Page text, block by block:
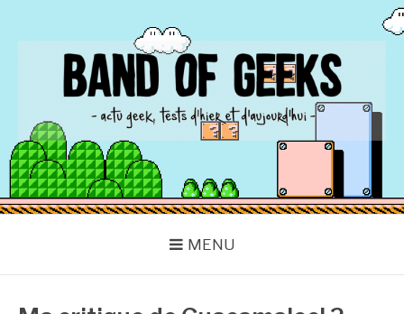
BAND OF GEEKS
Actu Geek d'hier et d'aujourd'hui
MENU